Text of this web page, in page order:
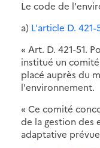
Le code de
a) L'article D. 421-
« Art. D. 421-51.
institué un
placé auprès du
l'environnement.
« Ce comité
de la gestion des
adaptative